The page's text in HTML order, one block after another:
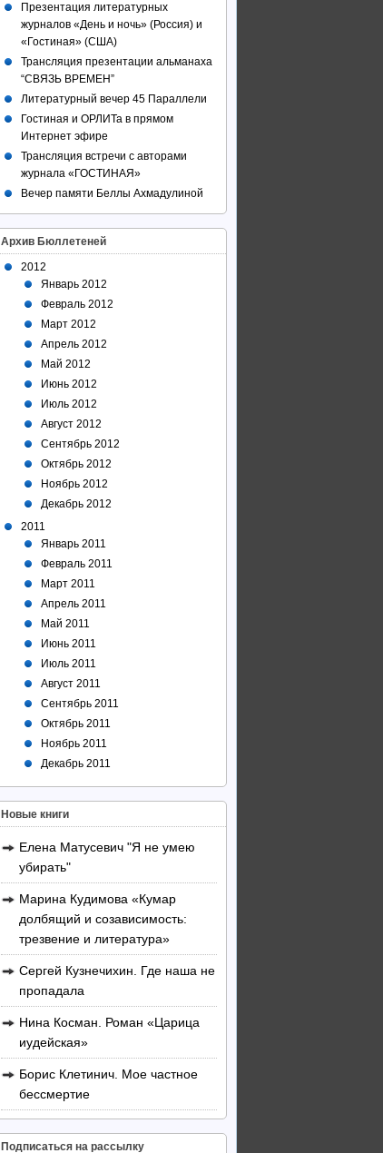
Презентация литературных
журналов «День и ночь» (Россия) и
«Гостиная» (США)
Трансляция презентации альманаха
“СВЯЗЬ ВРЕМЕН”
Литературный вечер 45 Параллели
Гостиная и ОРЛИТа в прямом
Интернет эфире
Трансляция встречи с авторами
журнала «ГОСТИНАЯ»
Вечер памяти Беллы Ахмадулиной
Архив Бюллетеней
2012
Январь 2012
Февраль 2012
Март 2012
Апрель 2012
Май 2012
Июнь 2012
Июль 2012
Август 2012
Сентябрь 2012
Октябрь 2012
Ноябрь 2012
Декабрь 2012
2011
Январь 2011
Февраль 2011
Март 2011
Апрель 2011
Май 2011
Июнь 2011
Июль 2011
Август 2011
Сентябрь 2011
Октябрь 2011
Ноябрь 2011
Декабрь 2011
Новые книги
Елена Матусевич "Я не умею
убирать"
Марина Кудимова «Кумар
долбящий и созависимость:
трезвение и литература»
Сергей Кузнечихин. Где наша не
пропадала
Нина Косман. Роман «Царица
иудейская»
Борис Клетинич. Мое частное
бессмертие
Подписаться на рассылку